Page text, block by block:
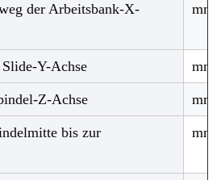
der Arbeitsbank-X-
mm
Y-Achse mm
Z-Achse mm
bis zur
mm